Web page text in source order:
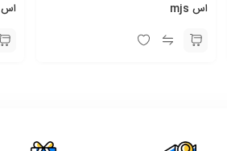
اس mjs
اس mjs